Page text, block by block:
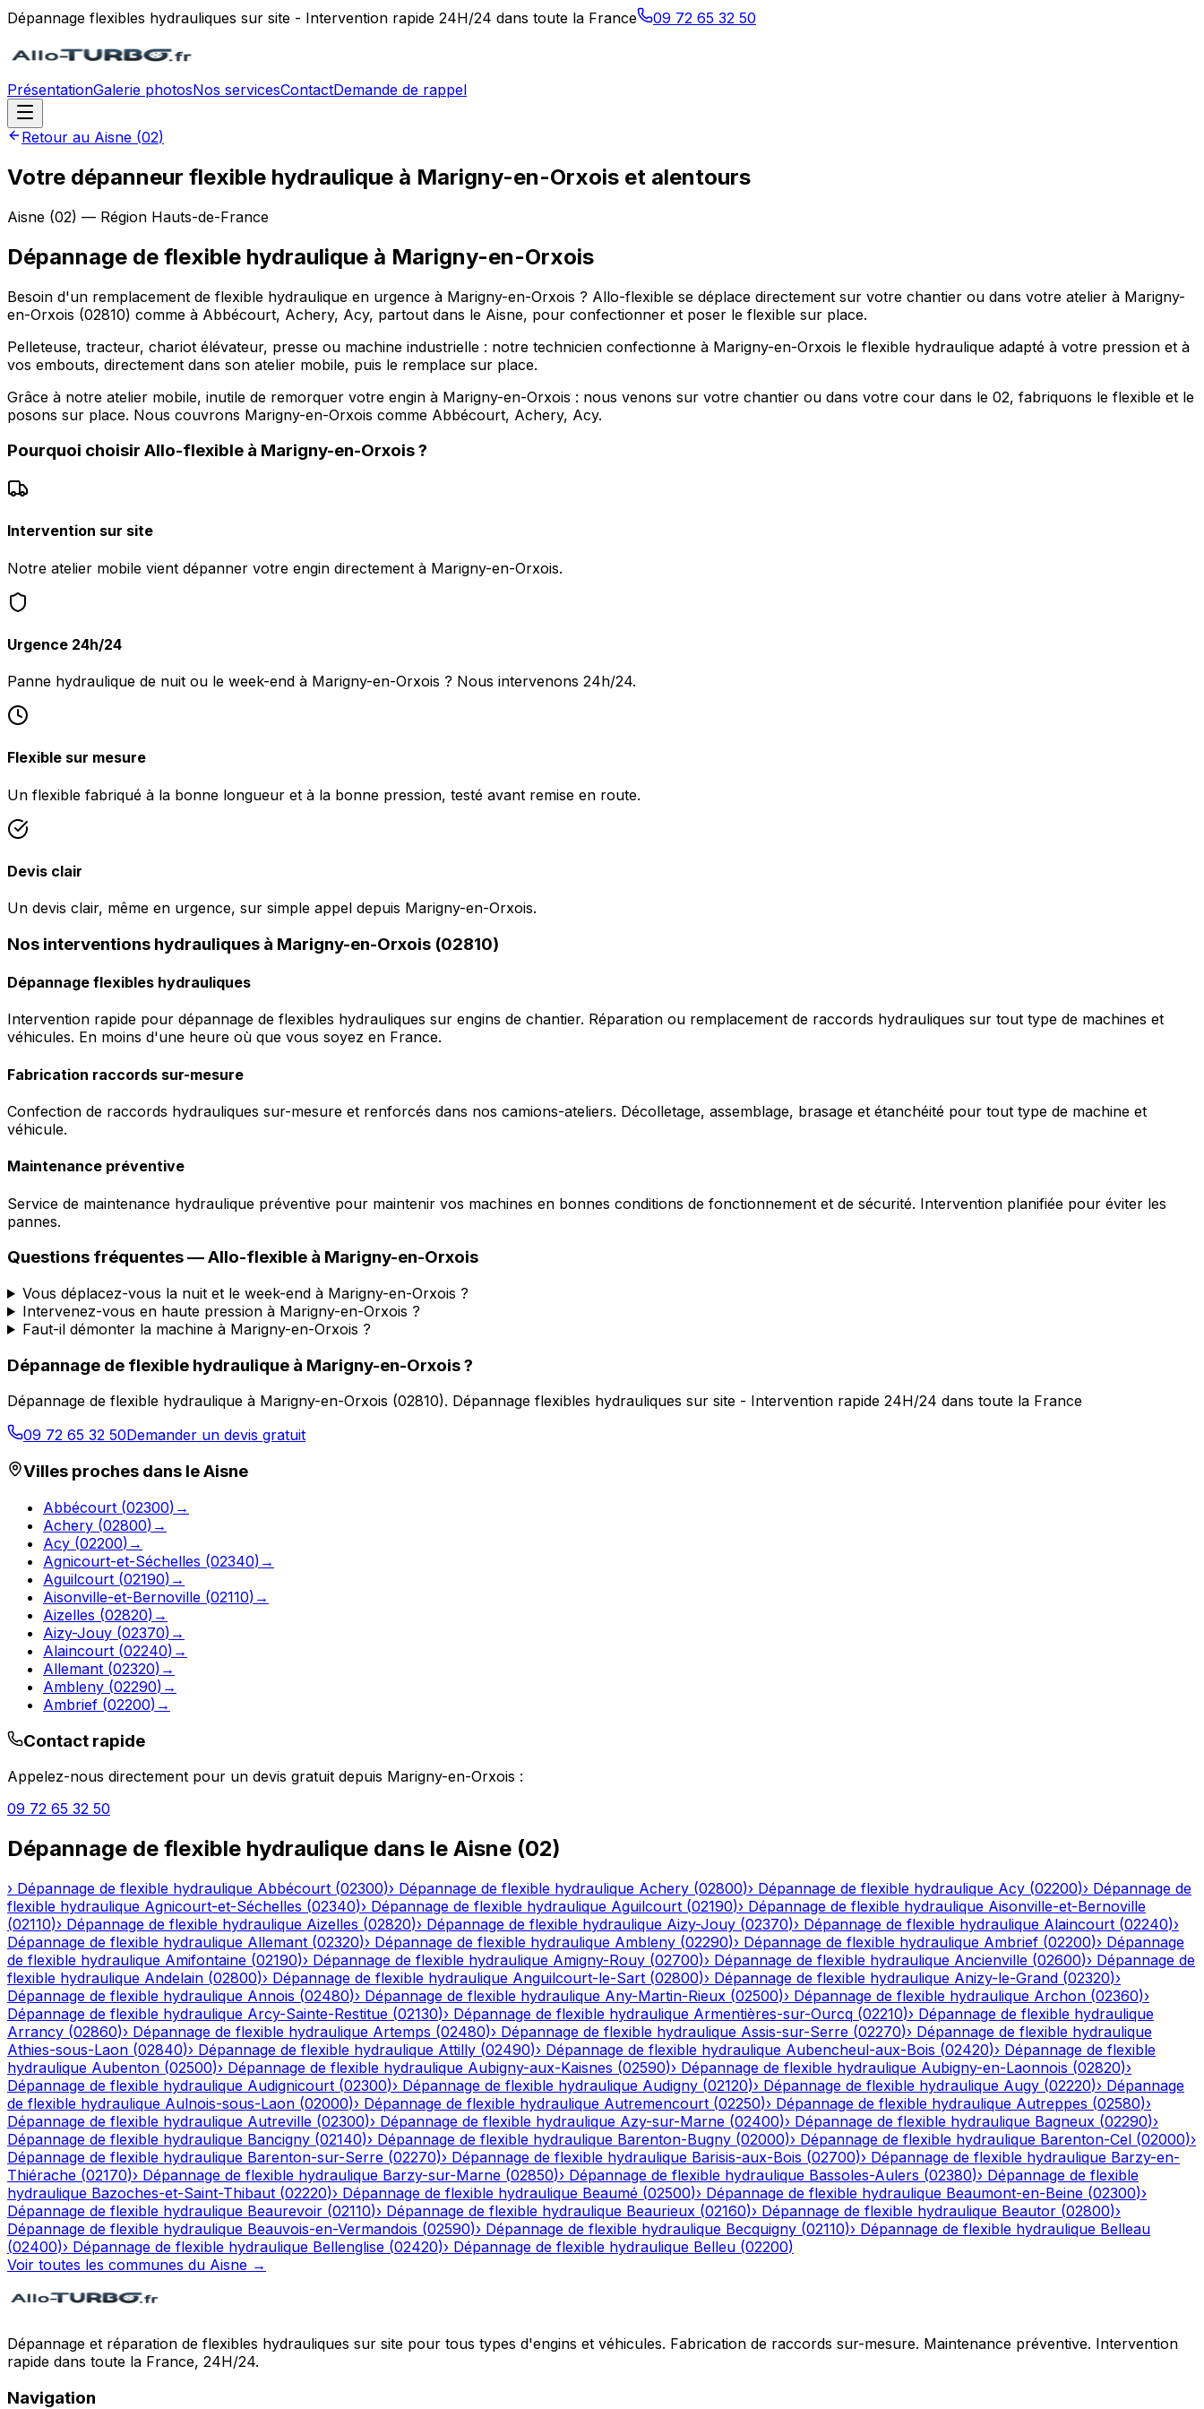
Dépannage flexibles hydrauliques sur site - Intervention rapide 24H/24 dans toute la France 09 72 65 32 50
PrésentationGalerie photosNos servicesContactDemande de rappel
Retour au Aisne (02)
Votre dépanneur flexible hydraulique à Marigny-en-Orxois et alentours
Aisne (02) — Région Hauts-de-France
Dépannage de flexible hydraulique à Marigny-en-Orxois
Besoin d'un remplacement de flexible hydraulique en urgence à Marigny-en-Orxois ? Allo-flexible se déplace directement sur votre chantier ou dans votre atelier à Marigny-
en-Orxois (02810) comme à Abbécourt, Achery, Acy, partout dans le Aisne, pour confectionner et poser le flexible sur place.
Pelleteuse, tracteur, chariot élévateur, presse ou machine industrielle : notre technicien confectionne à Marigny-en-Orxois le flexible hydraulique adapté à votre pression et à
vos embouts, directement dans son atelier mobile, puis le remplace sur place.
Grâce à notre atelier mobile, inutile de remorquer votre engin à Marigny-en-Orxois : nous venons sur votre chantier ou dans votre cour dans le 02, fabriquons le flexible et le
posons sur place. Nous couvrons Marigny-en-Orxois comme Abbécourt, Achery, Acy.
Pourquoi choisir Allo-flexible à Marigny-en-Orxois?
Intervention sur site
Notre atelier mobile vient dépanner votre engin directement à Marigny-en-Orxois.
Urgence 24h/24
Panne hydraulique de nuit ou le week-end à Marigny-en-Orxois ? Nous intervenons 24h/24.
Flexible sur mesure
Un flexible fabriqué à la bonne longueur et à la bonne pression, testé avant remise en route.
Devis clair
Un devis clair, même en urgence, sur simple appel depuis Marigny-en-Orxois.
Nos interventions hydrauliques à Marigny-en-Orxois (02810)
Dépannage flexibles hydrauliques
Intervention rapide pour dépannage de flexibles hydrauliques sur engins de chantier. Réparation ou remplacement de raccords hydrauliques sur tout type de machines et
véhicules. En moins d'une heure où que vous soyez en France.
Fabrication raccords sur-mesure
Confection de raccords hydrauliques sur-mesure et renforcés dans nos camions-ateliers. Décolletage, assemblage, brasage et étanchéité pour tout type de machine et
véhicule.
Maintenance préventive
Service de maintenance hydraulique préventive pour maintenir vos machines en bonnes conditions de fonctionnement et de sécurité. Intervention planifiée pour éviter les
pannes.
Questions fréquentes —Allo-flexible à Marigny-en-Orxois
Vous déplacez-vous la nuit et le week-end à Marigny-en-Orxois ?
Intervenez-vous en haute pression à Marigny-en-Orxois ?
Faut-il démonter la machine à Marigny-en-Orxois ?
Dépannage de flexible hydraulique à Marigny-en-Orxois?
Dépannage de flexible hydraulique à Marigny-en-Orxois (02810). Dépannage flexibles hydrauliques sur site - Intervention rapide 24H/24 dans toute la France
09 72 65 32 50Demander un devis gratuit
Villes proches dans leAisne
Abbécourt (02300) →
Achery (02800) →
Acy (02200) →
Agnicourt-et-Séchelles (02340) →
Aguilcourt (02190) →
Aisonville-et-Bernoville (02110) →
Aizelles (02820) →
Aizy-Jouy (02370) →
Alaincourt (02240) →
Allemant (02320) →
Ambleny (02290) →
Ambrief (02200) →
Contact rapide
Appelez-nous directement pour un devis gratuit depuis Marigny-en-Orxois :
09 72 65 32 50
Dépannage de flexible hydraulique dans le Aisne (02)
› Dépannage de flexible hydraulique Abbécourt (02300)› Dépannage de flexible hydraulique Achery (02800)› Dépannage de flexible hydraulique Acy (02200)› Dépannage de
flexible hydraulique Agnicourt-et-Séchelles (02340)› Dépannage de flexible hydraulique Aguilcourt (02190)› Dépannage de flexible hydraulique Aisonville-et-Bernoville
(02110)› Dépannage de flexible hydraulique Aizelles (02820)› Dépannage de flexible hydraulique Aizy-Jouy (02370)› Dépannage de flexible hydraulique Alaincourt (02240)›
Dépannage de flexible hydraulique Allemant (02320)› Dépannage de flexible hydraulique Ambleny (02290)› Dépannage de flexible hydraulique Ambrief (02200)› Dépannage
de flexible hydraulique Amifontaine (02190)› Dépannage de flexible hydraulique Amigny-Rouy (02700)› Dépannage de flexible hydraulique Ancienville (02600)› Dépannage de
flexible hydraulique Andelain (02800)› Dépannage de flexible hydraulique Anguilcourt-le-Sart (02800)› Dépannage de flexible hydraulique Anizy-le-Grand (02320)›
Dépannage de flexible hydraulique Annois (02480)› Dépannage de flexible hydraulique Any-Martin-Rieux (02500)› Dépannage de flexible hydraulique Archon (02360)›
Dépannage de flexible hydraulique Arcy-Sainte-Restitue (02130)› Dépannage de flexible hydraulique Armentières-sur-Ourcq (02210)› Dépannage de flexible hydraulique
Arrancy (02860)› Dépannage de flexible hydraulique Artemps (02480)› Dépannage de flexible hydraulique Assis-sur-Serre (02270)› Dépannage de flexible hydraulique
Athies-sous-Laon (02840)› Dépannage de flexible hydraulique Attilly (02490)› Dépannage de flexible hydraulique Aubencheul-aux-Bois (02420)› Dépannage de flexible
hydraulique Aubenton (02500)› Dépannage de flexible hydraulique Aubigny-aux-Kaisnes (02590)› Dépannage de flexible hydraulique Aubigny-en-Laonnois (02820)›
Dépannage de flexible hydraulique Audignicourt (02300)› Dépannage de flexible hydraulique Audigny (02120)› Dépannage de flexible hydraulique Augy (02220)› Dépannage
de flexible hydraulique Aulnois-sous-Laon (02000)› Dépannage de flexible hydraulique Autremencourt (02250)› Dépannage de flexible hydraulique Autreppes (02580)›
Dépannage de flexible hydraulique Autreville (02300)› Dépannage de flexible hydraulique Azy-sur-Marne (02400)› Dépannage de flexible hydraulique Bagneux (02290)›
Dépannage de flexible hydraulique Bancigny (02140)› Dépannage de flexible hydraulique Barenton-Bugny (02000)› Dépannage de flexible hydraulique Barenton-Cel (02000)›
Dépannage de flexible hydraulique Barenton-sur-Serre (02270)› Dépannage de flexible hydraulique Barisis-aux-Bois (02700)› Dépannage de flexible hydraulique Barzy-en-
Thiérache (02170)› Dépannage de flexible hydraulique Barzy-sur-Marne (02850)› Dépannage de flexible hydraulique Bassoles-Aulers (02380)› Dépannage de flexible
hydraulique Bazoches-et-Saint-Thibaut (02220)› Dépannage de flexible hydraulique Beaumé (02500)› Dépannage de flexible hydraulique Beaumont-en-Beine (02300)›
Dépannage de flexible hydraulique Beaurevoir (02110)› Dépannage de flexible hydraulique Beaurieux (02160)› Dépannage de flexible hydraulique Beautor (02800)›
Dépannage de flexible hydraulique Beauvois-en-Vermandois (02590)› Dépannage de flexible hydraulique Becquigny (02110)› Dépannage de flexible hydraulique Belleau
(02400)› Dépannage de flexible hydraulique Bellenglise (02420)› Dépannage de flexible hydraulique Belleu (02200)
Voir toutes les communes du Aisne →
Dépannage et réparation de flexibles hydrauliques sur site pour tous types d'engins et véhicules. Fabrication de raccords sur-mesure. Maintenance préventive. Intervention
rapide dans toute la France, 24H/24.
Navigation